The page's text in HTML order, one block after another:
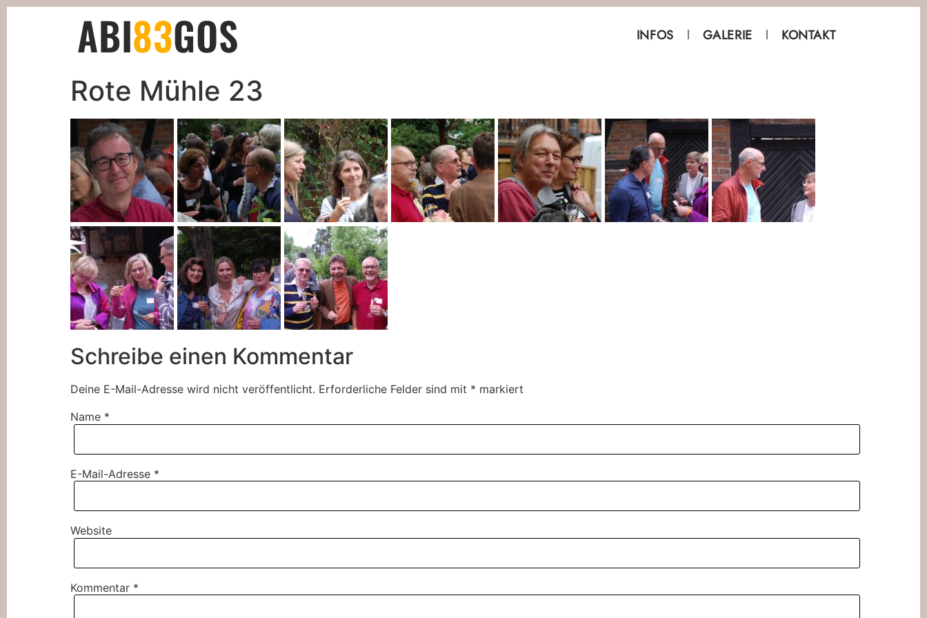
ABI83GOS INFOS GALERIE KONTAKT
Rote Mühle 23
Schreibe einen Kommentar
Deine E-Mail-Adresse wird nicht veröffentlicht. Erforderliche Felder sind mit * markiert
Name *
E-Mail-Adresse *
Website
Kommentar *